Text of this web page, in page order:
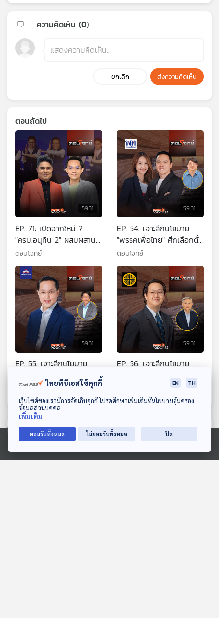
ดาวน์โหลด Thai PBS Podcast Application
Ⓒ 2020 องค์การกระจายเสียงและแพร่ภาพสาธารณะแห่งประเทศไทย
ความคิดเห็น (0)
ยกเลิก ส่งความคิดเห็น
ตอนถัดไป
59:31
EP. 71: เปิดฉากใหม่ ?
"ครม.อนุทิน 2" ผสมผสาน
"เลือดใหม่-บ้านใหญ่"
ตอบโจทย์
59:31
EP. 54: เจาะลึกนโยบาย
"พรรคเพื่อไทย" ศึกเลือกตั้ง
2569
ตอบโจทย์
59:31
EP. 55: เจาะลึกนโยบาย
ศึกเลือกตั้ง 2569
ตอบโจทย์
59:31
EP. 56: เจาะลึกนโยบาย
"พรรคเศรษฐกิจ" ศึกเลือก
ตอนที่เกี่ยวข้อง
ไทยพีบีเอสใช้คุกกี้ EN TH
เว็บไซต์ของเรามีการจัดเก็บคุกกี้ โปรดศึกษาเพิ่มเติมที่นโยบายคุ้มครอง
ข้อมูลส่วนบุคคล
เพิ่มเติม
ยอมรับทั้งหมด ไม่ยอมรับทั้งหมด ปิด